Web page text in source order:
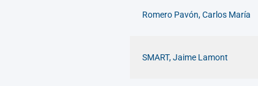
Romero Pavón, Carlos María
SMART, Jaime Lamont